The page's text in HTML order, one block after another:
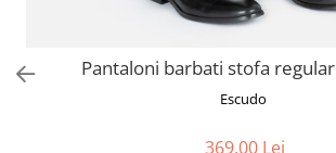
Pantaloni barbati stofa
Escudo
369,00 Lei